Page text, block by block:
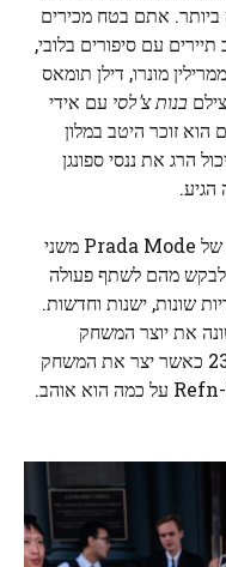
אתם בטח מכירים
עם סיפורים בלובי,
מונרו, דילן תומאס
בנות צ'לסי עם אידי
הוא זוכר היטב במלון
הרג את ננסי ספונגן
לכן נראה היה לנכון להזמין יצירות אמנות של Prada Mode משני
מהם לשתף פעולה
שונות, ישנות וחדשות.
את יוצר המשחק
Hideo Kojima – שזנק לתהילה בגיל 23 כאשר יצר את המשחק